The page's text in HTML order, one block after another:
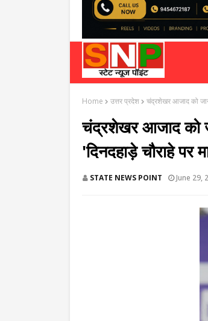
Home उत्तर प्रदेश चंद्रशेखर आजाद को जान
चंद्रशेखर आजाद को
'दिनदहाड़े चौराहे पर
STATE NEWS POINT June 29,